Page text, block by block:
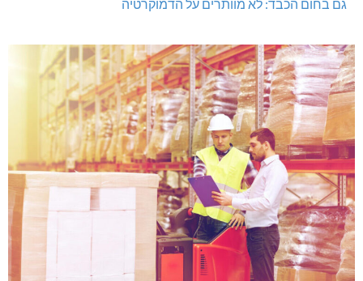
היכל שלמה, מעלות: עונת 26-27